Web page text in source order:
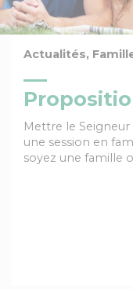
Actualités,
Mettre le
une session en
soyez une famille